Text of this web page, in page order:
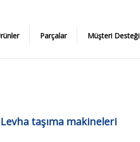
Parçalar Müşteri Desteği
taşıma makineleri